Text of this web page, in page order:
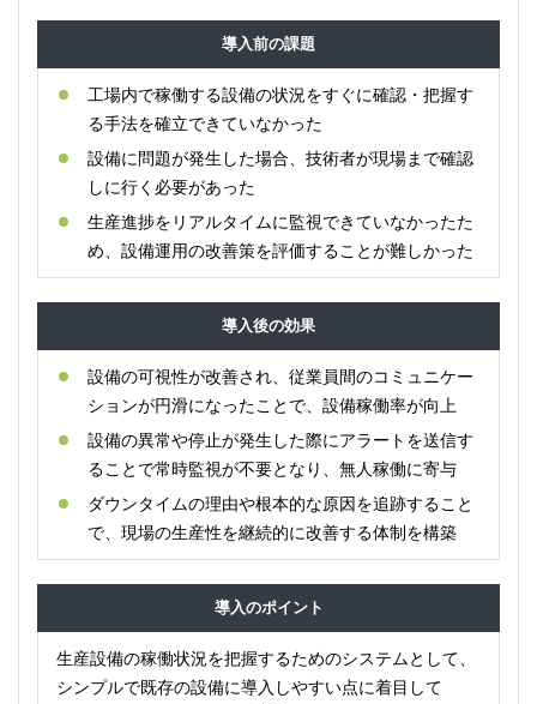
導入前の課題
工場内で稼働する設備の状況をすぐに確認・把握す
る手法を確立できていなかった
設備に問題が発生した場合、技術者が現場まで確認
しに行く必要があった
生産進捗をリアルタイムに監視できていなかったた
め、設備運用の改善策を評価することが難しかった
導入後の効果
設備の可視性が改善され、従業員間のコミュニケー
ションが円滑になったことで、設備稼働率が向上
設備の異常や停止が発生した際にアラートを送信す
ることで常時監視が不要となり、無人稼働に寄与
ダウンタイムの理由や根本的な原因を追跡すること
で、現場の生産性を継続的に改善する体制を構築
導入のポイント
生産設備の稼働状況を把握するためのシステムとして、
シンプルで既存の設備に導入しやすい点に着目して